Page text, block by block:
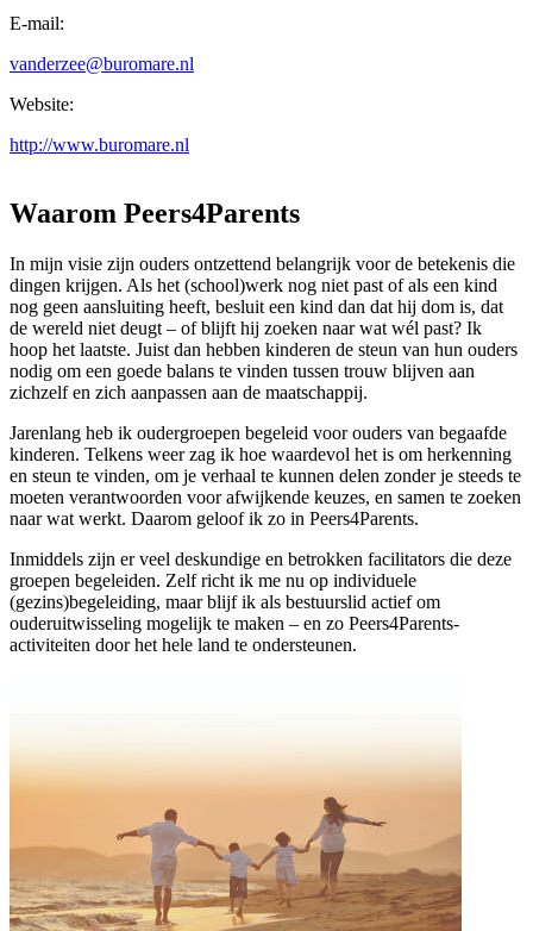
E-mail:
vanderzee@buromare.nl
Website:
http://www.buromare.nl
Waarom Peers4Parents
In mijn visie zijn ouders ontzettend belangrijk voor de betekenis die
dingen krijgen. Als het (school)werk nog niet past of als een kind
nog geen aansluiting heeft, besluit een kind dan dat hij dom is, dat
de wereld niet deugt – of blijft hij zoeken naar wat wél past? Ik
hoop het laatste. Juist dan hebben kinderen de steun van hun ouders
nodig om een goede balans te vinden tussen trouw blijven aan
zichzelf en zich aanpassen aan de maatschappij.
Jarenlang heb ik oudergroepen begeleid voor ouders van begaafde
kinderen. Telkens weer zag ik hoe waardevol het is om herkenning
en steun te vinden, om je verhaal te kunnen delen zonder je steeds te
moeten verantwoorden voor afwijkende keuzes, en samen te zoeken
naar wat werkt. Daarom geloof ik zo in Peers4Parents.
Inmiddels zijn er veel deskundige en betrokken facilitators die deze
groepen begeleiden. Zelf richt ik me nu op individuele
(gezins)begeleiding, maar blijf ik als bestuurslid actief om
ouderuitwisseling mogelijk te maken – en zo Peers4Parents-
activiteiten door het hele land te ondersteunen.